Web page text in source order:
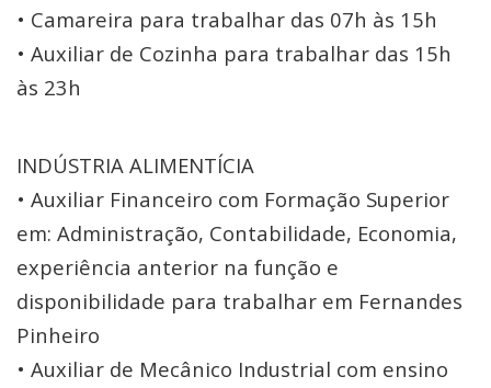
• Camareira para trabalhar das 07h às 15h
• Auxiliar de Cozinha para trabalhar das 15h
às 23h
INDÚSTRIA ALIMENTÍCIA
• Auxiliar Financeiro com Formação Superior
em: Administração, Contabilidade, Economia,
experiência anterior na função e
disponibilidade para trabalhar em Fernandes
Pinheiro
• Auxiliar de Mecânico Industrial com ensino